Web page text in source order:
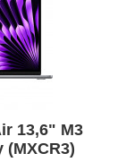
13,6" M3
(MXCR3)